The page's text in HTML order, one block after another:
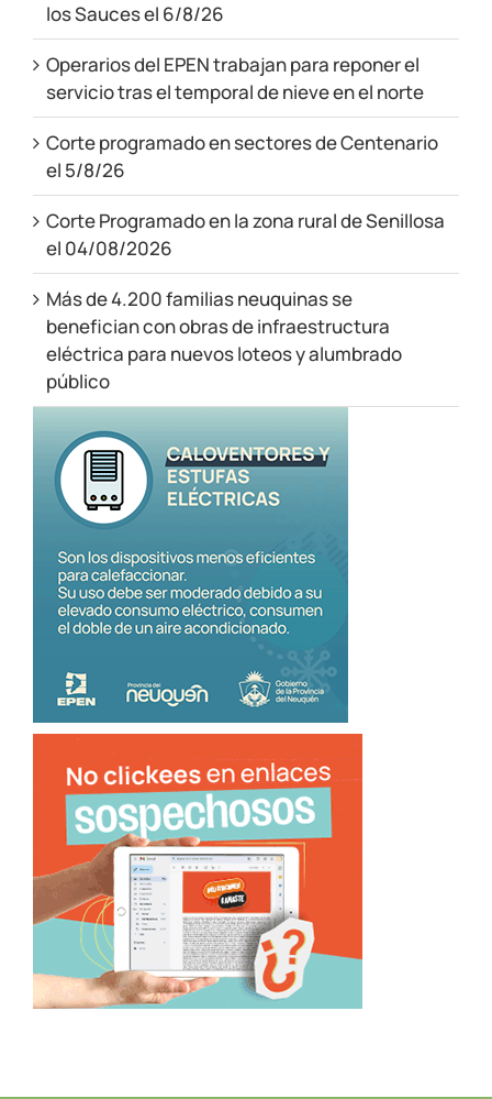
los Sauces el 6/8/26
Operarios del EPEN trabajan para reponer el
servicio tras el temporal de nieve en el norte
Corte programado en sectores de Centenario
el 5/8/26
Corte Programado en la zona rural de Senillosa
el 04/08/2026
Más de 4.200 familias neuquinas se
benefician con obras de infraestructura
eléctrica para nuevos loteos y alumbrado
público